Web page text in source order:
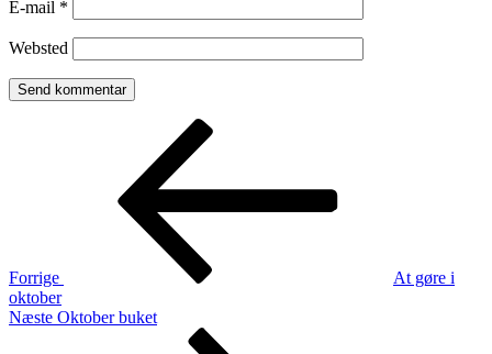
E-mail *
Websted
Indlægsnavigation
Forrige
At gøre i
oktober
Næste
Næste Oktober buket